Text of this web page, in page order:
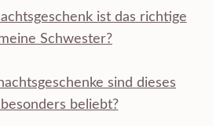
ist das richtige
Schwester?
sind dieses
beliebt?